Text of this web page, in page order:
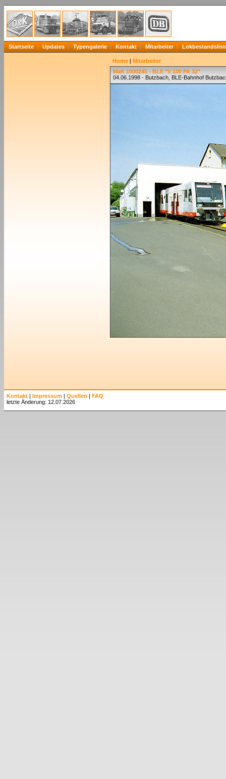
Startseite Updates Typengalerie Kontakt Mitarbeiter
Home | Mitarbeiter
MaK 1000245 - BLE "V 100 PA 32"
04.06.1998 - Butzbach, BLE-Bahnhof
Kontakt | Impressum | Quellen | FAQ
letzte Änderung: 12.07.2026